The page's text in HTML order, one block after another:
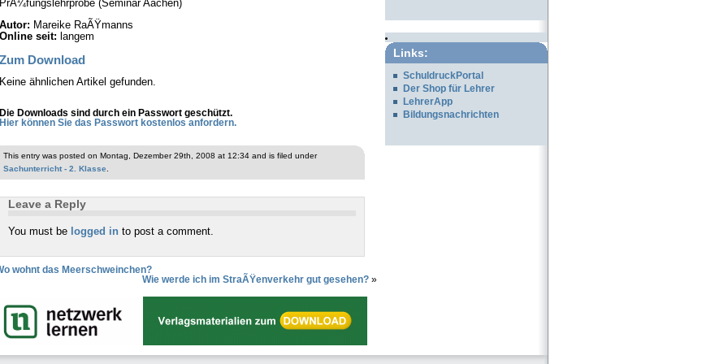
PrÃ¼fungslehrprobe (Seminar Aachen)
Autor: Mareike RaÃŸmanns
Online seit: langem
Zum Download
Keine ähnlichen Artikel gefunden.
Die Downloads sind durch ein Passwort geschützt.
Hier können Sie das Passwort kostenlos anfordern.
This entry was posted on Montag, Dezember 29th, 2008 at 12:34 and is filed under
Sachunterricht - 2. Klasse.
Leave a Reply
You must be logged in to post a comment.
wohnt das Meerschweinchen?
Wie werde ich im StraÃŸenverkehr gut gesehen? »
Links:
SchuldruckPortal
Der Shop für Lehrer
LehrerApp
Bildungsnachrichten